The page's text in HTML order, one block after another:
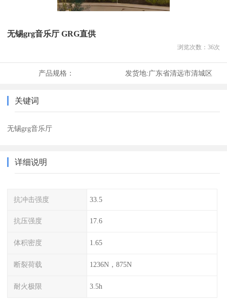
无锡grg音乐厅 GRG直供
浏览次数： 36次
产品规格： 发货地:广东省清远市清城区
关键词
无锡grg音乐厅
详细说明
抗冲击强度 33.5
抗压强度 17.6
体积密度 1.65
断裂荷载 1236N，875N
耐火极限 3.5h